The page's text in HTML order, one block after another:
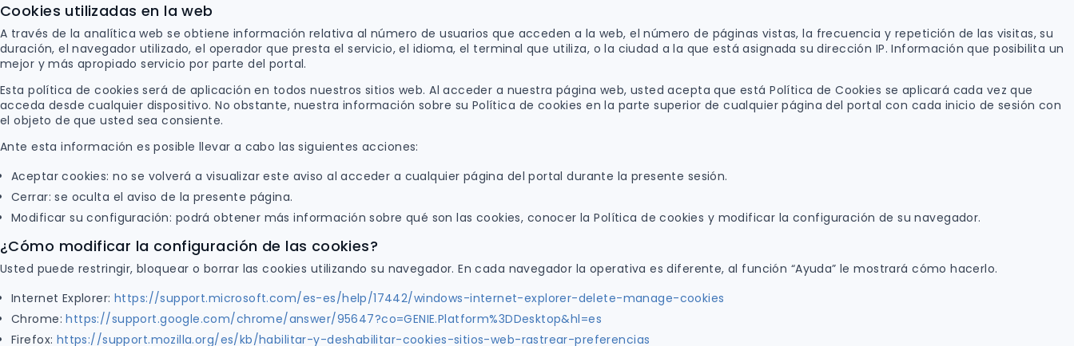
Cookies utilizadas en la web
A través de la analítica web se obtiene información relativa al número de usuarios que acceden a la web, el número de páginas vistas, la frecuencia y repetición de las visitas, su
duración, el navegador utilizado, el operador que presta el servicio, el idioma, el terminal que utiliza, o la ciudad a la que está asignada su dirección IP. Información que posibilita un
mejor y más apropiado servicio por parte del portal.
Esta política de cookies será de aplicación en todos nuestros sitios web. Al acceder a nuestra página web, usted acepta que está Política de Cookies se aplicará cada vez que
acceda desde cualquier dispositivo. No obstante, nuestra información sobre su Política de cookies en la parte superior de cualquier página del portal con cada inicio de sesión con
el objeto de que usted sea consiente.
Ante esta información es posible llevar a cabo las siguientes acciones:
Aceptar cookies: no se volverá a visualizar este aviso al acceder a cualquier página del portal durante la presente sesión.
Cerrar: se oculta el aviso de la presente página.
Modificar su configuración: podrá obtener más información sobre qué son las cookies, conocer la Política de cookies y modificar la configuración de su navegador.
¿Cómo modificar la configuración de las cookies?
Usted puede restringir, bloquear o borrar las cookies utilizando su navegador. En cada navegador la operativa es diferente, al función “Ayuda” le mostrará cómo hacerlo.
Internet Explorer: https://support.microsoft.com/es-es/help/17442/windows-internet-explorer-delete-manage-cookies
Chrome:https://support.google.com/chrome/answer/95647?co=GENIE.Platform%3DDesktop&hl=es
Firefox: https://support.mozilla.org/es/kb/habilitar-y-deshabilitar-cookies-sitios-web-rastrear-preferencias